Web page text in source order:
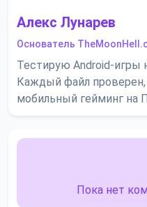
Алекс Лунарев
Основатель
Тестирую Android-игры
Каждый файл
мобильный гейминг на
Пока нет